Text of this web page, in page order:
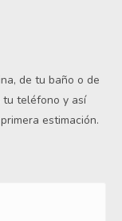
de tu baño o de
tu teléfono y así
estimación.